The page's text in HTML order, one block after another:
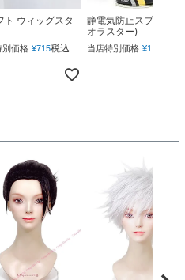
ト ウィッグスタ
別価格 ¥715税込
静電気防止スプレー(ネ
オラスター)
当店特別価格 ¥1,760